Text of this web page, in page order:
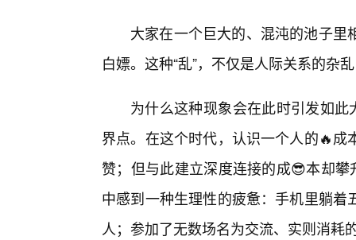
大家在一个巨大的、混沌的池子
白嫖。这种“乱”，不仅是人际关系的杂
为什么这种现象会在此时引发如此
界点。在这个时代，认识一个人的🔥
赞；但与此建立深度连接的成😎本却
中感到一种生理性的疲惫：手机里躺
人；参加了无数场名为交流、实则消耗